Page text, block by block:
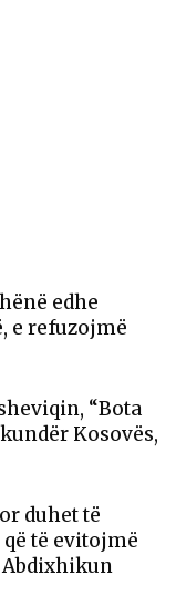
edhe
e refuzojmë
“Bota
Kosovës,
duhet të
të evitojmë
Abdixhikun